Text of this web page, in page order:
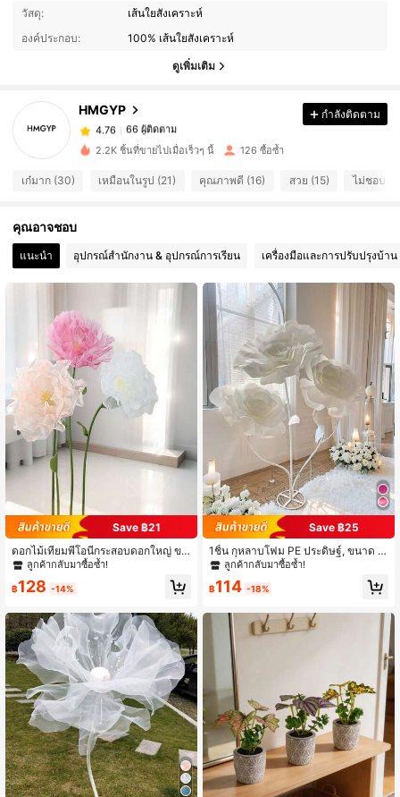
วัสดุ:
เส้นใยสังเคราะห์
องค์ประกอบ:
100% เส้นใยสังเคราะห์
ดูเพิ่มเติม
HMGYP
66 ผู้ติดตาม
4.76
66 ผู้ติดตาม
z***tตาม1 วันที่ผ่านมา
4.76
66 ผู้ติดตาม
4.76
4.76 66 ผู้ติดตาม
4.76 66 ผู้ติดตาม
กำลังติดตาม
2.2K ชิ้นที่ขายไปเมื่อเร็วๆ นี้ 126 ซื้อซ้ำ
เก๋มาก (30) เหมือนในรูป (21) คุณภาพดี (16) สวย (15) ไม่ชอบ
คุณอาจชอบ
แนะนำ อุปกรณ์สำนักงาน & อุปกรณ์การเรียน เครื่องมือและการปรับปรุงบ้าน
Save ฿21
ดอกไม้เทียมพีโอนีกระสอบดอกใหญ่ ขน
าดเส้นผ่าศูนย์กลาง 75 ซม. ทำด้วยมือ
ตกแต่งงานแต่งงาน ครอบครัว เวที อุป
กรณ์ถ่ายภาพ
ลูกค้ากลับมาซื้อซ้ำ!
฿128 -14%
Save ฿25
1ชิ้น กุหลาบโฟม PE ประดิษฐ์, ขนาด 3
0ซม.-80ซม., กุหลาบยักษ์, ดอกไม้สีขา
ว, วันวาเลนไทน์, DIY ห้อง, งานแต่งงา
น, ของตกแต่งบ้าน, โต๊ะอาหาร, ปาร์ตี้,
ลูกค้ากลับมาซื้อซ้ำ!
฿114 -18%